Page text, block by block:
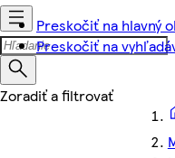
Preskočiť na hlavný
Preskočiť na